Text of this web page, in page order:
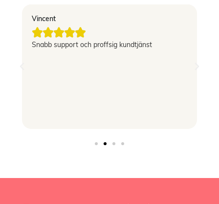
Vincent

Snabb support och proffsig kundtjänst